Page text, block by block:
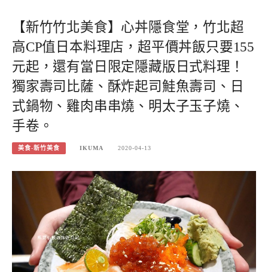
【新竹竹北美食】心丼隱食堂，竹北超
高CP值日本料理店，超平價丼飯只要155
元起，還有當日限定隱藏版日式料理！
獨家壽司比薩、酥炸起司鮭魚壽司、日
式鍋物、雞肉串串燒、明太子玉子燒、
手卷。
美食-新竹美食 IKUMA 2020-04-13